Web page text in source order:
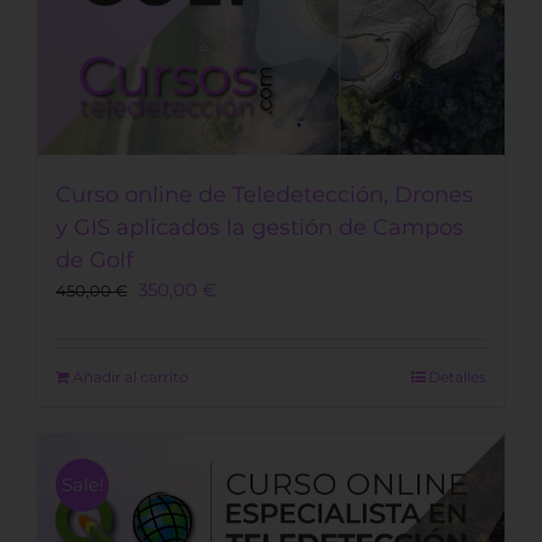
Curso online de Teledetección, Drones
y GIS aplicados la gestión de Campos
de Golf
450,00€
Original
450,00 €.
350,00 €
Añadir al carrito Detalles
Sale!